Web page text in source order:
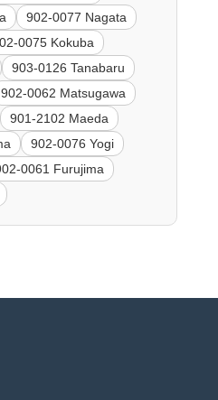
902-0077 Nagata
0075 Kokuba
903-0126 Tanabaru
902-0062 Matsugawa
901-2102 Maeda
902-0076 Yogi
0061 Furujima